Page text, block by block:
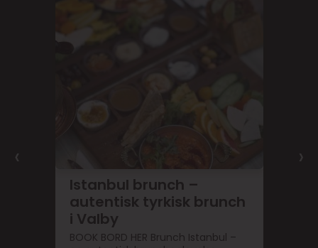
Istanbul brunch –
autentisk tyrkisk brunch
i Valby
BOOK BORD HER Brunch Istanbul –
‹ ›